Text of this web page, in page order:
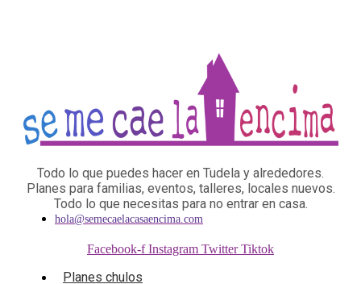
Todo lo que puedes hacer en Tudela y alrededores.
Planes para familias, eventos, talleres, locales nuevos.
Todo lo que necesitas para no entrar en casa.
hola@semecaelacasaencima.com
Facebook-f Instagram Twitter Tiktok
Planes chulos